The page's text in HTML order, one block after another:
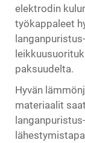
elektrodin
työkappaleet
paksuudelta.
Hyvän
materiaalit